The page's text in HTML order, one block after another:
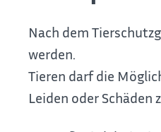
Nach dem
werden.
Tieren darf die
Leiden oder Schäden